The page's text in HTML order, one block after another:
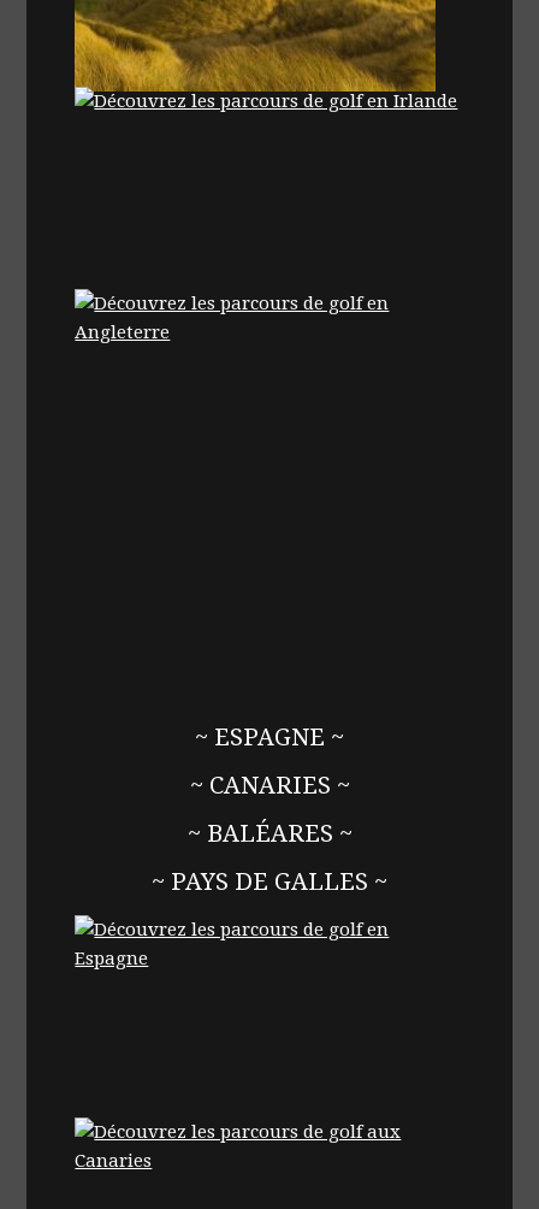
~ ESPAGNE ~
~ CANARIES ~
~ BALÉARES ~
~ PAYS DE GALLES ~